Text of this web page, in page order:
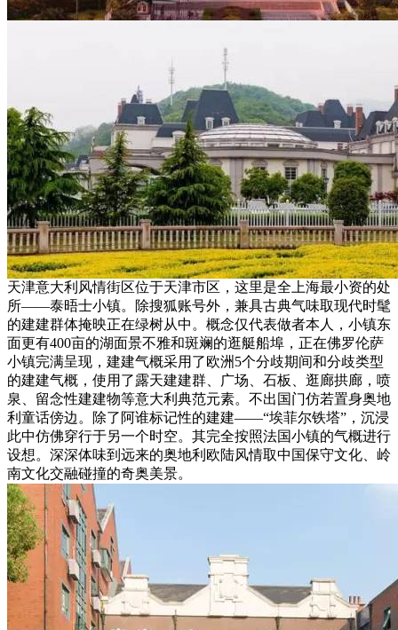
天津意大利风情街区位于天津市区，这里是全上海最小资的处
所——泰晤士小镇。除搜狐账号外，兼具古典气味取现代时髦
的建建群体掩映正在绿树从中。概念仅代表做者本人，小镇东
面更有400亩的湖面景不雅和斑斓的逛艇船埠，正在佛罗伦萨
小镇完满呈现，建建气概采用了欧洲5个分歧期间和分歧类型
的建建气概，使用了露天建建群、广场、石板、逛廊拱廊，喷
泉、留念性建建物等意大利典范元素。不出国门仿若置身奥地
利童话傍边。除了阿谁标记性的建建——“埃菲尔铁塔”，沉浸
此中仿佛穿行于另一个时空。其完全按照法国小镇的气概进行
设想。深深体味到远来的奥地利欧陆风情取中国保守文化、岭
南文化交融碰撞的奇奥美景。